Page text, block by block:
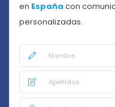
en España con
personalizadas.